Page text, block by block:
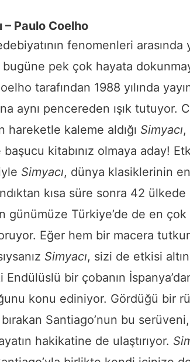
– Paulo Coelho
fenomenleri arasında
pek çok hayata
tarafından 1988 yılında
aynı pencereden ışık tutuyor.
hareketle kaleme aldığı Simyacı,
kitabınız olmaya aday!
Simyacı, dünya klasiklerinin
kısa süre sonra 42
günümüze Türkiye’de de en
Eğer hem bir macera
Simyacı, sizi de etkisi
Endülüslü bir çobanın
konu ediniyor. Gördüğü bir
bırakan Santiago’nun bu
hakikatine de ulaştırıyor.